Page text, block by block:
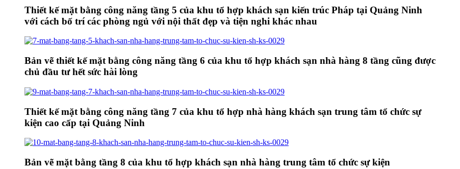
Thiết kế mặt bằng công năng tầng 5 của khu tổ hợp khách sạn kiến trúc Pháp tại Quảng Ninh
với cách bố trí các phòng ngủ với nội thất đẹp và tiện nghi khác nhau
Bản vẽ thiết kế mặt bằng công năng tầng 6 của khu tổ hợp khách sạn nhà hàng 8 tầng cũng được
chủ đầu tư hết sức hài lòng
Thiết kế mặt bằng công năng tầng 7 của khu tổ hợp nhà hàng khách sạn trung tâm tổ chức sự
kiện cao cấp tại Quảng Ninh
Bản vẽ mặt bằng tầng 8 của khu tổ hợp khách sạn nhà hàng trung tâm tổ chức sự kiện